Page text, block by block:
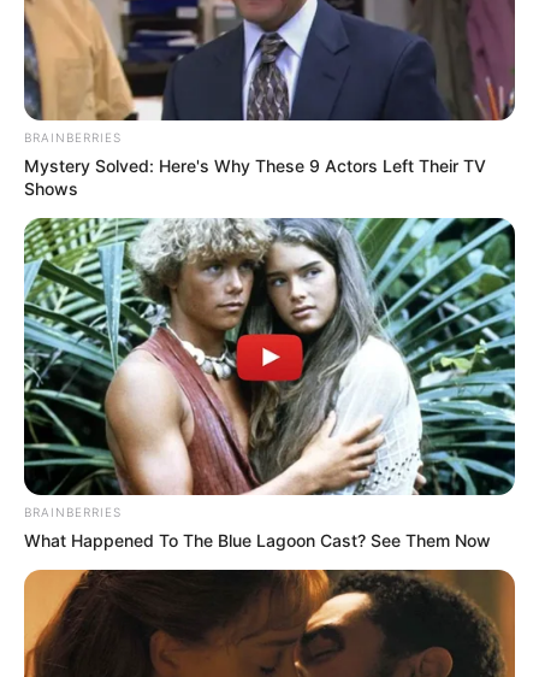
BRAINBERRIES
Mystery Solved: Here's Why These 9 Actors Left Their TV
Shows
BRAINBERRIES
What Happened To The Blue Lagoon Cast? See Them Now